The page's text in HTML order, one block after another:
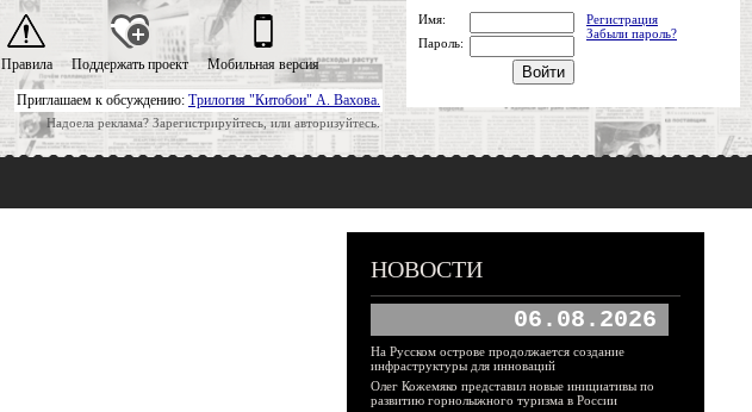
Приглашаем к обсуждению: Трилогия "Китобои" А. Вахова.
Надоела реклама? Зарегистрируйтесь, или авторизуйтесь.
Правила Поддержать проект Мобильная версия
Имя:
Регистрация
Забыли пароль?
Пароль:
НОВОСТИ
06.08.2026
На Русском острове продолжается создание
инфраструктуры для инноваций
Олег Кожемяко представил новые инициативы по
развитию горнолыжного туризма в России